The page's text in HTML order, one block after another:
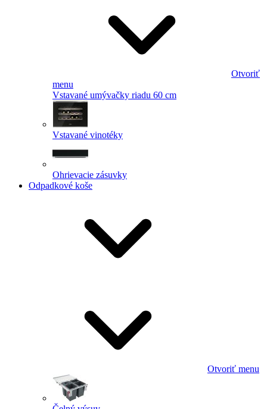
Otvoriť
menu
Vstavané umývačky riadu 60 cm
Vstavané vinotéky
Ohrievacie zásuvky
Odpadkové koše
Otvoriť menu